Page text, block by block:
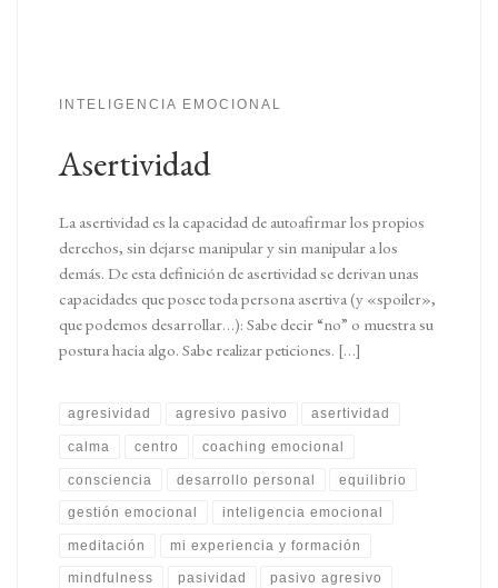
INTELIGENCIA EMOCIONAL
Asertividad
La asertividad es la capacidad de autoafirmar los propios
derechos, sin dejarse manipular y sin manipular a los
demás. De esta definición de asertividad se derivan unas
capacidades que posee toda persona asertiva (y «spoiler»,
que podemos desarrollar…): Sabe decir “no” o muestra su
postura hacia algo. Sabe realizar peticiones. […]
agresividad agresivo pasivo asertividad
calma centro coaching emocional
consciencia desarrollo personal equilibrio
gestión emocional inteligencia emocional
meditación mi experiencia y formación
mindfulness pasividad pasivo agresivo